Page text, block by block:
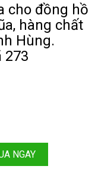
cho đồng hồ
hàng chất
Hùng.
273
NGAY